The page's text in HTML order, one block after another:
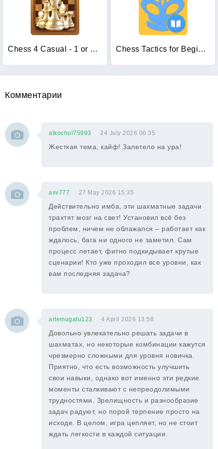
Chess 4 Casual - 1 or 2-player Chess Tactics for Beginners
Комментарии
alkochol75993 24 July 2026 06:35
Жесткая тема, кайф! Залетело на ура!
asv777 27 May 2026 15:35
Действительно имба, эти шахматные задачи
трахтят мозг на свет! Установил всё без
проблем, ничем не облажался – работает как
ждалось, бага ни одного не заметил. Сам
процесс летает, фитно подкидывает крутые
сценарии! Кто уже проходил все уровни, как
вам последняя задача?
artemugatu123 4 April 2026 13:58
Довольно увлекательно решать задачи в
шахматах, но некоторые комбинации кажутся
чрезмерно сложными для уровня новичка.
Приятно, что есть возможность улучшить
свои навыки, однако вот именно эти редкие
моменты сталкивают с непреодолимыми
трудностями. Зрелищность и разнообразие
задач радуют, но порой терпение просто на
исходе. В целом, игра цепляет, но не стоит
ждать легкости в каждой ситуации.